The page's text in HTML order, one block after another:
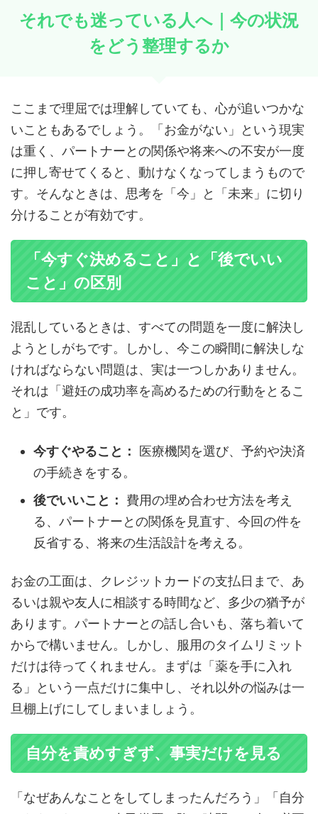
それでも迷っている人へ｜今の状況
をどう整理するか
ここまで理屈では理解していても、心が追いつかな
いこともあるでしょう。「お金がない」という現実
は重く、パートナーとの関係や将来への不安が一度
に押し寄せてくると、動けなくなってしまうもので
す。そんなときは、思考を「今」と「未来」に切り
分けることが有効です。
「今すぐ決めること」と「後でいい
こと」の区別
混乱しているときは、すべての問題を一度に解決し
ようとしがちです。しかし、今この瞬間に解決しな
ければならない問題は、実は一つしかありません。
それは「避妊の成功率を高めるための行動をとるこ
と」です。
今すぐやること：
医療機関を選び、予約や決済
の手続きをする。
後でいいこと：
費用の埋め合わせ方法を考え
る、パートナーとの関係を見直す、今回の件を
反省する、将来の生活設計を考える。
お金の工面は、クレジットカードの支払日まで、あ
るいは親や友人に相談する時間など、多少の猶予が
あります。パートナーとの話し合いも、落ち着いて
からで構いません。しかし、服用のタイムリミット
だけは待ってくれません。まずは「薬を手に入れ
る」という一点だけに集中し、それ以外の悩みは一
旦棚上げにしてしまいましょう。
自分を責めすぎず、事実だけを見る
「なぜあんなことをしてしまったんだろう」「自分